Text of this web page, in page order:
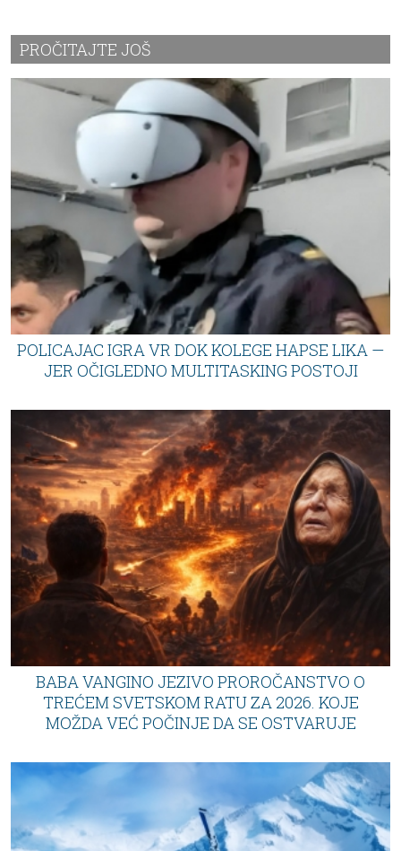
PROČITAJTE JOŠ
POLICAJAC IGRA VR DOK KOLEGE HAPSE LIKA —
JER OČIGLEDNO MULTITASKING POSTOJI
BABA VANGINO JEZIVO PROROČANSTVO O
TREĆEM SVETSKOM RATU ZA 2026. KOJE
MOŽDA VEĆ POČINJE DA SE OSTVARUJE